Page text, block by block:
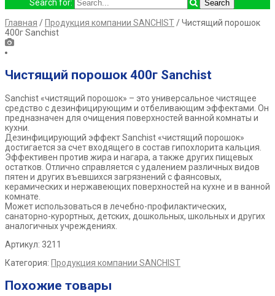
Search for:
Главная / Продукция компании SANCHIST/ Чистящий порошок
400г Sanchist
Чистящий порошок 400г Sanchist
Sanchist «чистящий порошок» – это универсальное чистящее
средство с дезинфицирующим и отбеливающим эффектами. Он
предназначен для очищения поверхностей ванной комнаты и
кухни.
Дезинфицирующий эффект Sanchist «чистящий порошок»
достигается за счет входящего в состав гипохлорита кальция.
Эффективен против жира и нагара, а также других пищевых
остатков. Отлично справляется с удалением различных видов
пятен и других въевшихся загрязнений с фаянсовых,
керамических и нержавеющих поверхностей на кухне и в ванной
комнате.
Может использоваться в лечебно-профилактических,
санаторно-курортных, детских, дошкольных, школьных и других
аналогичных учреждениях.
Артикул: 3211
Категория: Продукция компании SANCHIST
Похожие товары